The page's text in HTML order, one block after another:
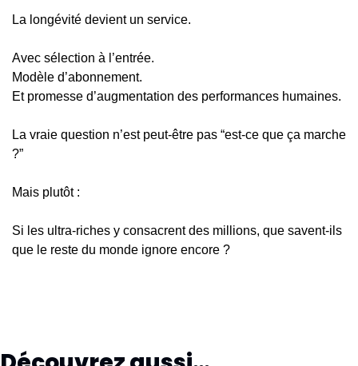
La longévité devient un service.
Avec sélection à l’entrée.
Modèle d’abonnement.
Et promesse d’augmentation des performances humaines.
La vraie question n’est peut-être pas “est-ce que ça marche
?”
Mais plutôt :
Si les ultra-riches y consacrent des millions, que savent-ils
que le reste du monde ignore encore ?